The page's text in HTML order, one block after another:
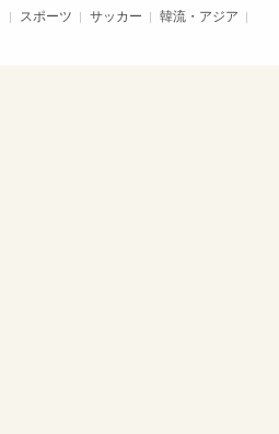
スポーツ サッカー
韓流・アジア